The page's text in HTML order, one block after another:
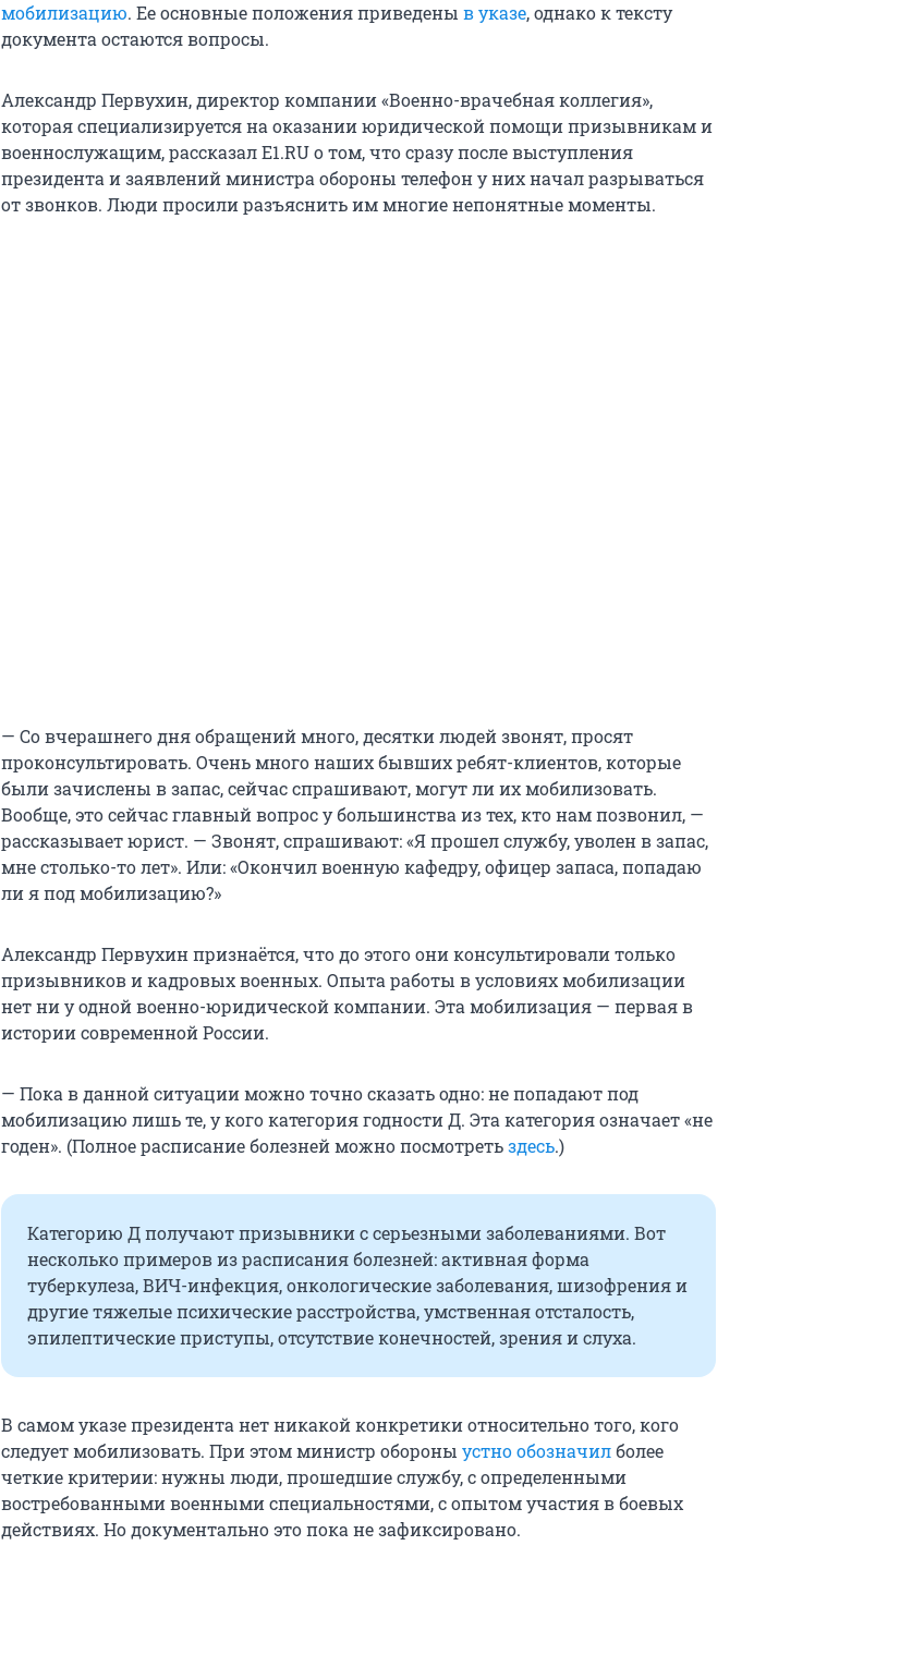
мобилизацию. Ее основные положения приведены в указе, однако к тексту
документа остаются вопросы.
Александр Первухин, директор компании «Военно-врачебная коллегия»,
которая специализируется на оказании юридической помощи призывникам и
военнослужащим, рассказал E1.RU о том, что сразу после выступления
президента и заявлений министра обороны телефон у них начал разрываться
от звонков. Люди просили разъяснить им многие непонятные моменты.
— Со вчерашнего дня обращений много, десятки людей звонят, просят
проконсультировать. Очень много наших бывших ребят-клиентов, которые
были зачислены в запас, сейчас спрашивают, могут ли их мобилизовать.
Вообще, это сейчас главный вопрос у большинства из тех, кто нам позвонил, —
рассказывает юрист. — Звонят, спрашивают: «Я прошел службу, уволен в запас,
мне столько-то лет». Или: «Окончил военную кафедру, офицер запаса, попадаю
ли я под мобилизацию?»
Александр Первухин признаётся, что до этого они консультировали только
призывников и кадровых военных. Опыта работы в условиях мобилизации
нет ни у одной военно-юридической компании. Эта мобилизация — первая в
истории современной России.
— Пока в данной ситуации можно точно сказать одно: не попадают под
мобилизацию лишь те, у кого категория годности Д. Эта категория означает «не
годен». (Полное расписание болезней можно посмотретьздесь.)
Категорию Д получают призывники с серьезными заболеваниями. Вот
несколько примеров из расписания болезней: активная форма
туберкулеза, ВИЧ-инфекция, онкологические заболевания, шизофрения и
другие тяжелые психические расстройства, умственная отсталость,
эпилептические приступы, отсутствие конечностей, зрения и слуха.
В самом указе президента нет никакой конкретики относительно того, кого
следует мобилизовать. При этом министр обороны устно обозначилболее
четкие критерии: нужны люди, прошедшие службу, с определенными
востребованными военными специальностями, с опытом участия в боевых
действиях. Но документально это пока не зафиксировано.